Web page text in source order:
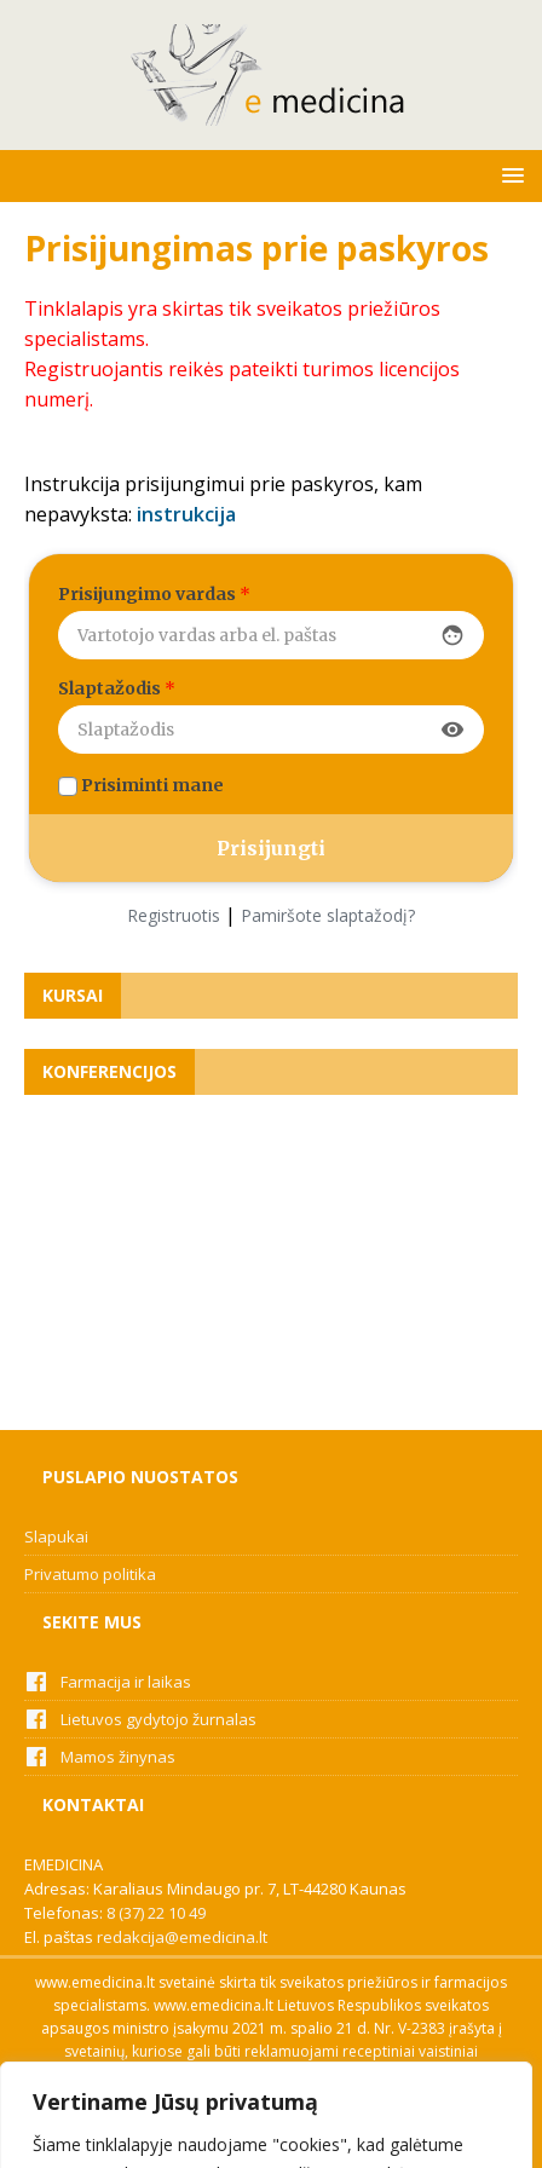
Vertiname Jūsų privatumą
Šiame tinklalapyje naudojame "cookies", kad galėtume
Prisijungimas prie paskyros
Tinklalapis yra skirtas tik sveikatos priežiūros
specialistams.
Registruojantis reikės pateikti turimos licencijos
numerį.
Instrukcija prisijungimui prie paskyros, kam
nepavyksta: instrukcija
Prisijungimo vardas *
face
Slaptažodis *
visibility
Prisiminti mane
Registruotis | Pamiršote slaptažodį?
KURSAI
KONFERENCIJOS
PUSLAPIO NUOSTATOS
Slapukai
Privatumo politika
SEKITE MUS
Farmacija ir laikas
Lietuvos gydytojo žurnalas
Mamos žinynas
KONTAKTAI
EMEDICINA
Adresas: Karaliaus Mindaugo pr. 7, LT-44280 Kaunas
Telefonas: 8 (37) 22 10 49
El. paštas redakcija@emedicina.lt
www.emedicina.lt svetainė skirta tik sveikatos priežiūros ir farmacijos
specialistams. www.emedicina.lt Lietuvos Respublikos sveikatos
apsaugos ministro įsakymu 2021 m. spalio 21 d. Nr. V-2383 įrašyta į
svetainių, kuriose gali būti reklamuojami receptiniai vaistiniai
savo profesinę kvalifikaciją. Naudingos nuorodos: Vaistų ir medicinos
pagalbos priemonių kainų paieška, VVKT tinklalapis, Sveikatos
priežiūros ar farmacijos specialisto pranešimo apie įtariamą